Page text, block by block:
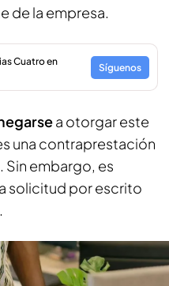
de la empresa.
Cuatro en
Síguenos
a otorgar este
una contraprestación
Sin embargo, es
solicitud por escrito